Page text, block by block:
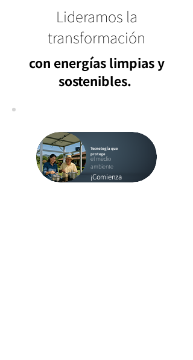
Lideramos la
transformación
con energías limpias y
sostenibles.
¡Comienza
Tecnología que
protege
el medio
ambiente